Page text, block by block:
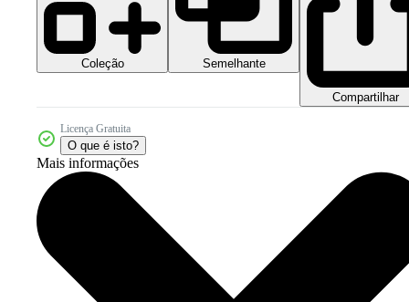
Coleção Semelhante
Compartilhar
Licença Gratuita
O que é isto?
Mais informações